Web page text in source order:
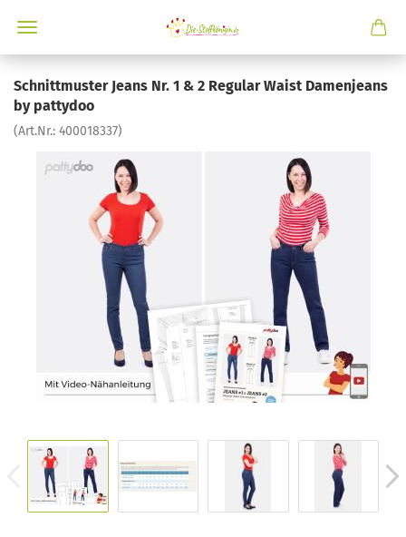
Schnittmuster Jeans Nr. 1 & 2 Regular Waist Damenjeans
by pattydoo
(Art.Nr.: 400018337)